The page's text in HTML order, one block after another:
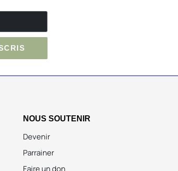
NOUS SOUTENIR
Devenir
Parrainer
Faire un don